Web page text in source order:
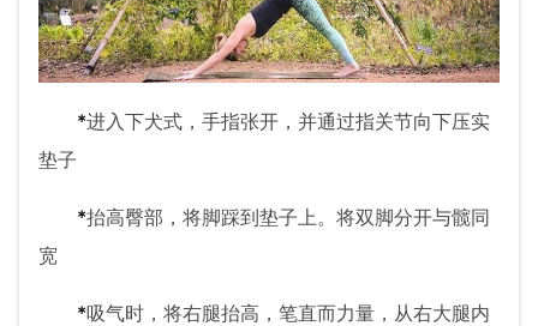
*进入下犬式，手指张开，并通过指关节向下压实
垫子
*抬高臀部，将脚踩到垫子上。将双脚分开与髋同
宽
*吸气时，将右腿抬高，笔直而力量，从右大腿内